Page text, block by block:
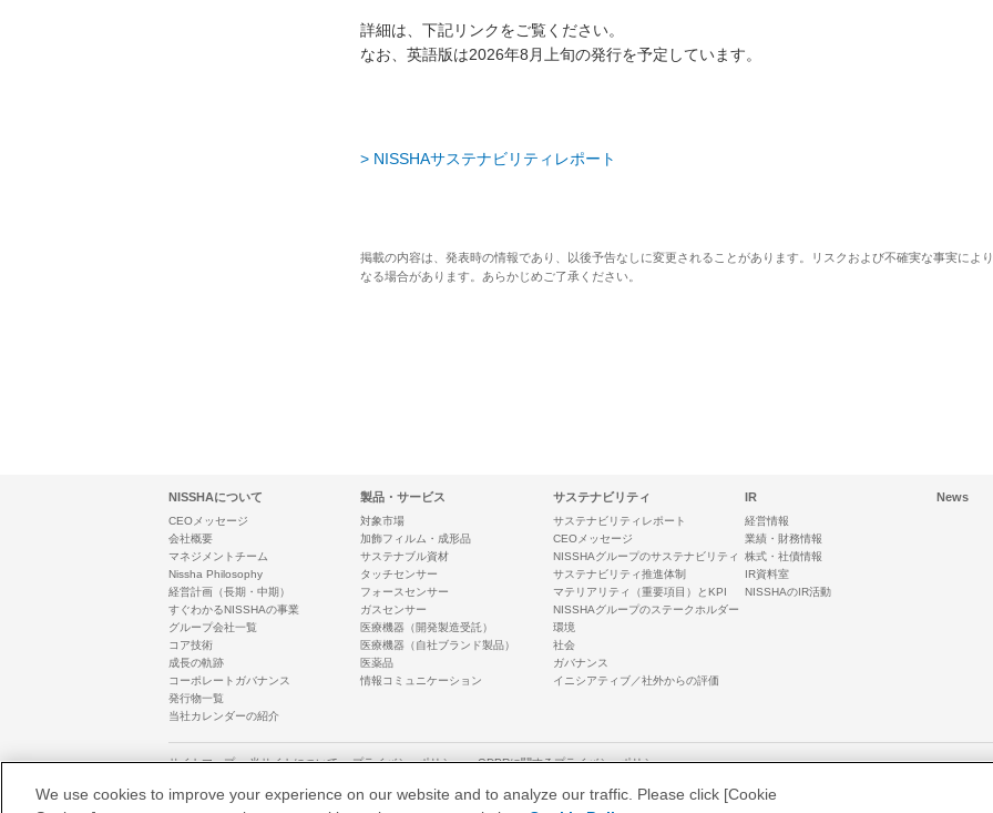
詳細は、下記リンクをご覧ください。
なお、英語版は2026年8月上旬の発行を予定しています。
> NISSHAサステナビリティレポート
掲載の内容は、発表時の情報であり、以後予告なしに変更されることがあります。リスクおよび不確実な事実によ
なる場合があります。あらかじめご了承ください。
NISSHAについて
CEOメッセージ
会社概要
マネジメントチーム
Nissha Philosophy
経営計画（長期・中期）
すぐわかるNISSHAの事業
グループ会社一覧
コア技術
成長の軌跡
コーポレートガバナンス
発行物一覧
当社カレンダーの紹介
製品・サービス
対象市場
加飾フィルム・成形品
サステナブル資材
タッチセンサー
フォースセンサー
ガスセンサー
医療機器（開発製造受託）
医療機器（自社ブランド製品）
医薬品
情報コミュニケーション
サステナビリティ
サステナビリティレポート
CEOメッセージ
NISSHAグループのサステナビリティ
サステナビリティ推進体制
マテリアリティ（重要項目）とKPI
NISSHAグループのステークホルダー
環境
社会
ガバナンス
イニシアティブ／社外からの評価
IR
経営情報
業績・財務情報
株式・社債情報
IR資料室
NISSHAのIR活動
News
サイトマップ 当サイトについて プライバシーポリシー GDPRに関するプライバシーポリシー
© 1996-2026 Nissha Co., Ltd.
We use cookies to improve your experience on our website and to analyze our traffic. Please click [Cookie